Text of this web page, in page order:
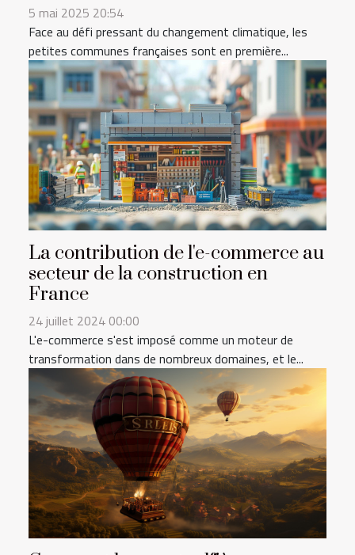
5 mai 2025 20:54
Face au défi pressant du changement climatique, les
petites communes françaises sont en première...
La contribution de l'e-commerce au
secteur de la construction en
France
24 juillet 2024 00:00
L'e-commerce s'est imposé comme un moteur de
transformation dans de nombreux domaines, et le...